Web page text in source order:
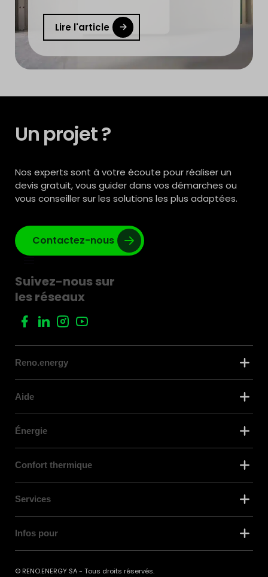
Lire l'article
Un projet ?
Nos experts sont à votre écoute pour réaliser un
devis gratuit, vous guider dans vos démarches ou
vous conseiller sur les solutions les plus adaptées.
Contactez-nous
Suivez-nous sur
les réseaux
Reno.energy
Aide
Énergie
Confort thermique
Services
Infos pour
© RENO.ENERGY SA - Tous droits réservés.